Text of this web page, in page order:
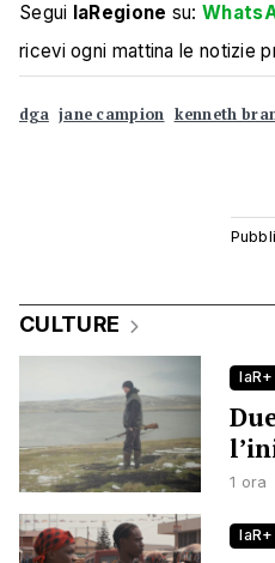
Segui laRegione su:
ricevi ogni mattina le notizie
dga jane campion kenneth
CULTURE
laR+
1 ora
laR+